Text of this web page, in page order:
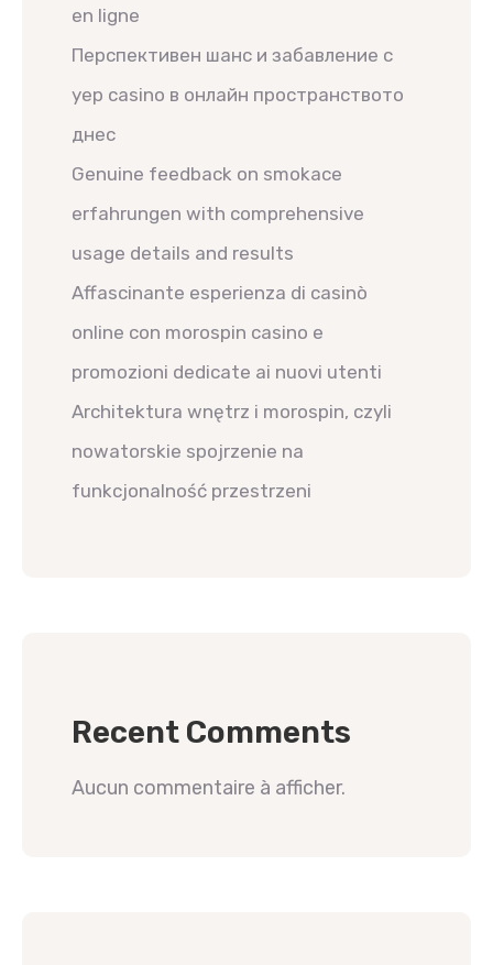
en ligne
Перспективен шанс и забавление с
yep casino в онлайн пространството
днес
Genuine feedback on smokace
erfahrungen with comprehensive
usage details and results
Affascinante esperienza di casinò
online con morospin casino e
promozioni dedicate ai nuovi utenti
Architektura wnętrz i morospin, czyli
nowatorskie spojrzenie na
funkcjonalność przestrzeni
Recent Comments
Aucun commentaire à afficher.